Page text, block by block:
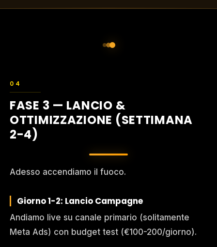
FASE 3 — LANCIO &
OTTIMIZZAZIONE (SETTIMANA
2-4)
Adesso accendiamo il fuoco.
Giorno 1-2: Lancio Campagne
Andiamo live su canale primario (solitamente
Meta Ads) con budget test (€100-200/giorno).